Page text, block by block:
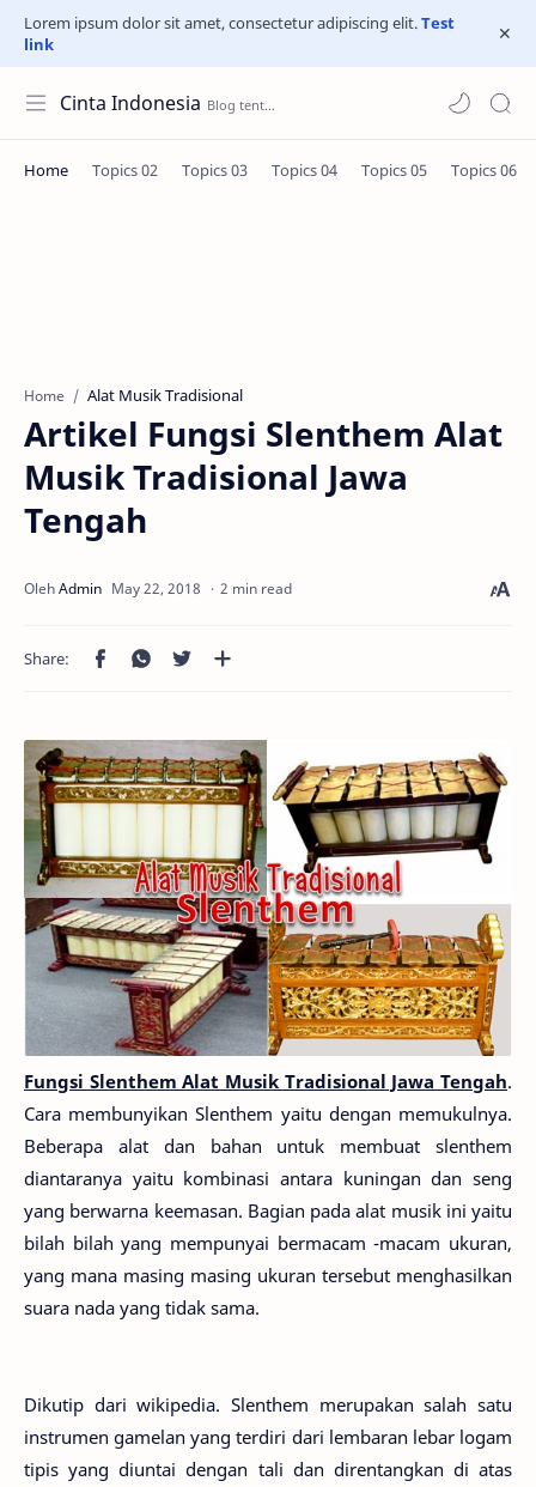
Lorem ipsum dolor sit amet, consectetur adipiscing elit.Test
link
Cinta Indonesia
Home Alat Musik Tradisional
Artikel Fungsi Slenthem Alat
Musik Tradisional Jawa
Tengah
2 min read
Fungsi Slenthem Alat Musik Tradisional Jawa Tengah.
Cara membunyikan Slenthem yaitu dengan memukulnya.
Beberapa alat dan bahan untuk membuat slenthem
diantaranya yaitu kombinasi antara kuningan dan seng
yang berwarna keemasan. Bagian pada alat musik ini yaitu
bilah bilah yang mempunyai bermacam -macam ukuran,
yang mana masing masing ukuran tersebut menghasilkan
suara nada yang tidak sama.
Dikutip dari wikipedia. Slenthem merupakan salah satu
instrumen gamelan yang terdiri dari lembaran lebar logam
tipis yang diuntai dengan tali dan direntangkan di atas